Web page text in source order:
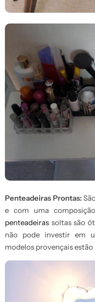
Penteadeiras Prontas:
e com uma
penteadeiras soltas são
não pode investir em
modelos provençais estão